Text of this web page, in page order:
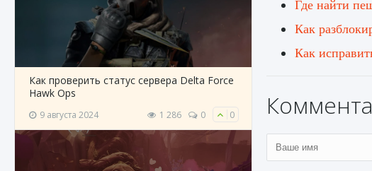
Как проверить статус сервера Delta Force
Hawk Ops
9 августа 2024 1 286 0 0
Где найти
Как
Как